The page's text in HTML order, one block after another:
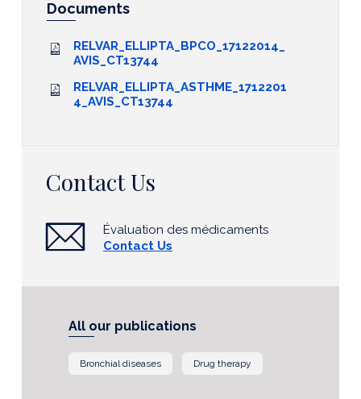
Documents
RELVAR_ELLIPTA_BPCO_17122014_
AVIS_CT13744
RELVAR_ELLIPTA_ASTHME_1712201
4_AVIS_CT13744
Contact Us
Évaluation des médicaments
Contact Us
All our publications
Bronchial diseases Drug therapy